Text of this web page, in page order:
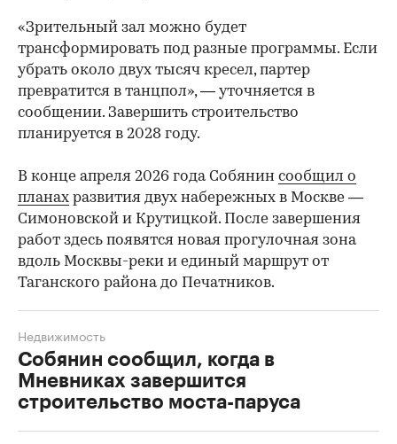
«Зрительный зал можно будет
трансформировать под разные программы. Если
убрать около двух тысяч кресел, партер
превратится в танцпол», — уточняется в
сообщении. Завершить строительство
планируется в 2028 году.
В конце апреля 2026 года Собянин сообщил о
планах развития двух набережных в Москве —
Симоновской и Крутицкой. После завершения
работ здесь появятся новая прогулочная зона
вдоль Москвы-реки и единый маршрут от
Таганского района до Печатников.
Собянин сообщил, когда в
Мневниках завершится
строительство моста-паруса
Недвижимость